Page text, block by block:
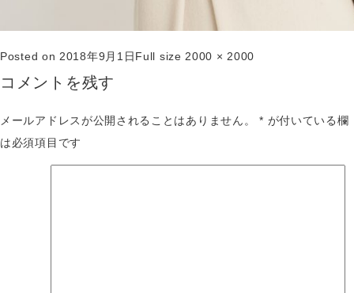
Posted on 2018年9月1日Full size 2000 × 2000
コメントを残す
メールアドレスが公開されることはありません。 * が付いている欄
は必須項目です